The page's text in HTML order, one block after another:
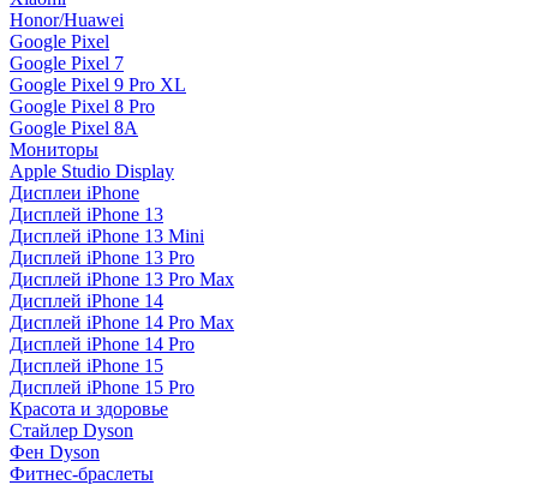
Honor/Huawei
Google Pixel
Google Pixel 7
Google Pixel 9 Pro XL
Google Pixel 8 Pro
Google Pixel 8A
Мониторы
Apple Studio Display
Дисплеи iPhone
Дисплей iPhone 13
Дисплей iPhone 13 Mini
Дисплей iPhone 13 Pro
Дисплей iPhone 13 Pro Max
Дисплей iPhone 14
Дисплей iPhone 14 Pro Max
Дисплей iPhone 14 Pro
Дисплей iPhone 15
Дисплей iPhone 15 Pro
Красота и здоровье
Стайлер Dyson
Фен Dyson
Фитнес-браслеты